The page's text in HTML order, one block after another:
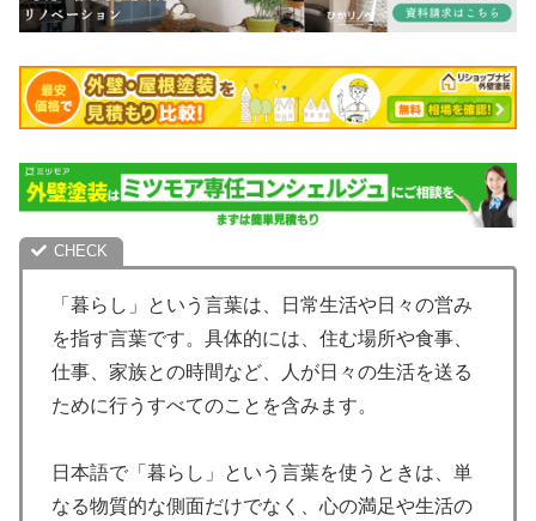
「暮らし」という言葉は、日常生活や日々の営み
を指す言葉です。具体的には、住む場所や食事、
仕事、家族との時間など、人が日々の生活を送る
ために行うすべてのことを含みます。
日本語で「暮らし」という言葉を使うときは、単
なる物質的な側面だけでなく、心の満足や生活の